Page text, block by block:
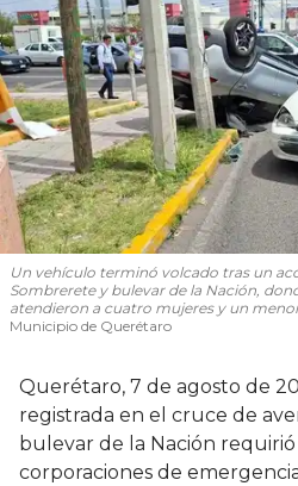
Un vehículo terminó volcado tras un
Sombrerete y bulevar de la Nación,
atendieron a cuatro mujeres y un
Municipio de Querétaro
Querétaro, 7 de agosto de
registrada en el cruce de
bulevar de la Nación
corporaciones de